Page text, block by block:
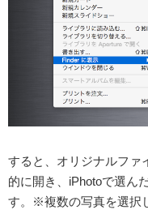
すると、オリジナルファ
的に開き、iPhotoで選ん
す。※複数の写真を選択